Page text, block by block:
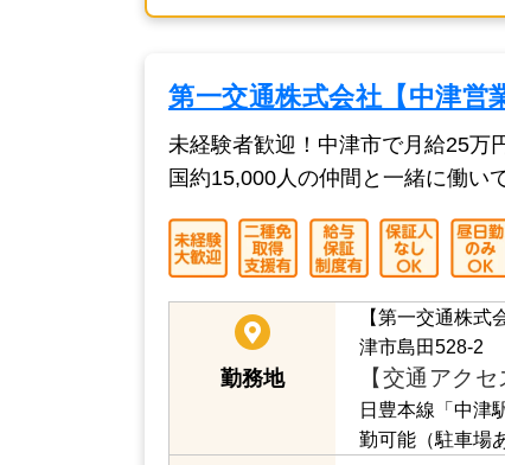
応募資格
普通自動車免許
負担します。
この求人を詳しく見る
第一交通株式会社【中津営
未経験者歓迎！中津市で月給25
国約15,000人の仲間と一緒に働い